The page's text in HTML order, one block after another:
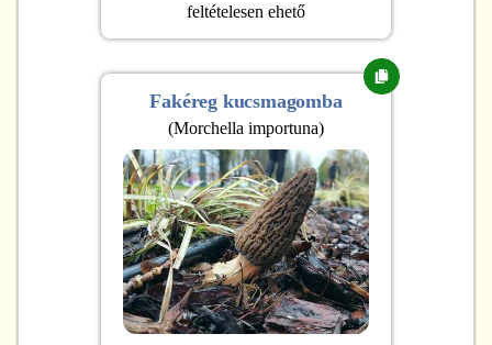
feltételesen ehető
Fakéreg kucsmagomba
(Morchella importuna)